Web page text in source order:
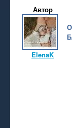
Автор
ElenaK